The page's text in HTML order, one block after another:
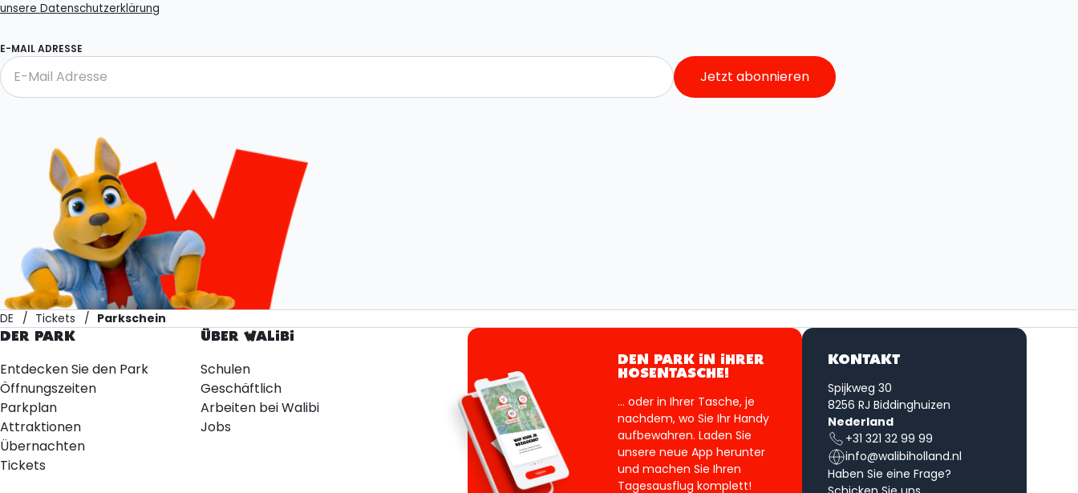
unsere Datenschutzerklärung
E-MAIL ADRESSE
Jetzt abonnieren
DE Tickets Parkschein
DER PARK
Entdecken Sie den Park
Öffnungszeiten
Parkplan
Attraktionen
Übernachten
Tickets
ÜBER WALIBI
Schulen
Geschäftlich
Arbeiten bei Walibi
Jobs
DEN PARK IN IHRER
HOSENTASCHE!
... oder in Ihrer Tasche, je
nachdem, wo Sie Ihr Handy
aufbewahren. Laden Sie
unsere neue App herunter
und machen Sie Ihren
Tagesausflug komplett!
KONTAKT
Spijkweg 30
8256 RJ Biddinghuizen
Nederland
+31 321 32 99 99
info@walibiholland.nl
Haben Sie eine Frage?